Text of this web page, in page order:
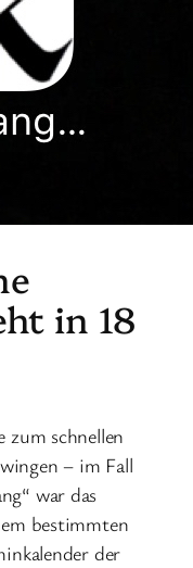
in 18
zum schnellen
– im Fall
war das
bestimmten
der